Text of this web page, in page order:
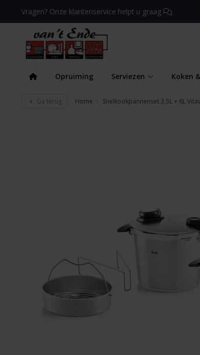
Vragen? Onze klantenservice helpt u graag
Opruiming Serviezen Koken
Ga terug Home Snelkookpannenset 3,5L + 6L